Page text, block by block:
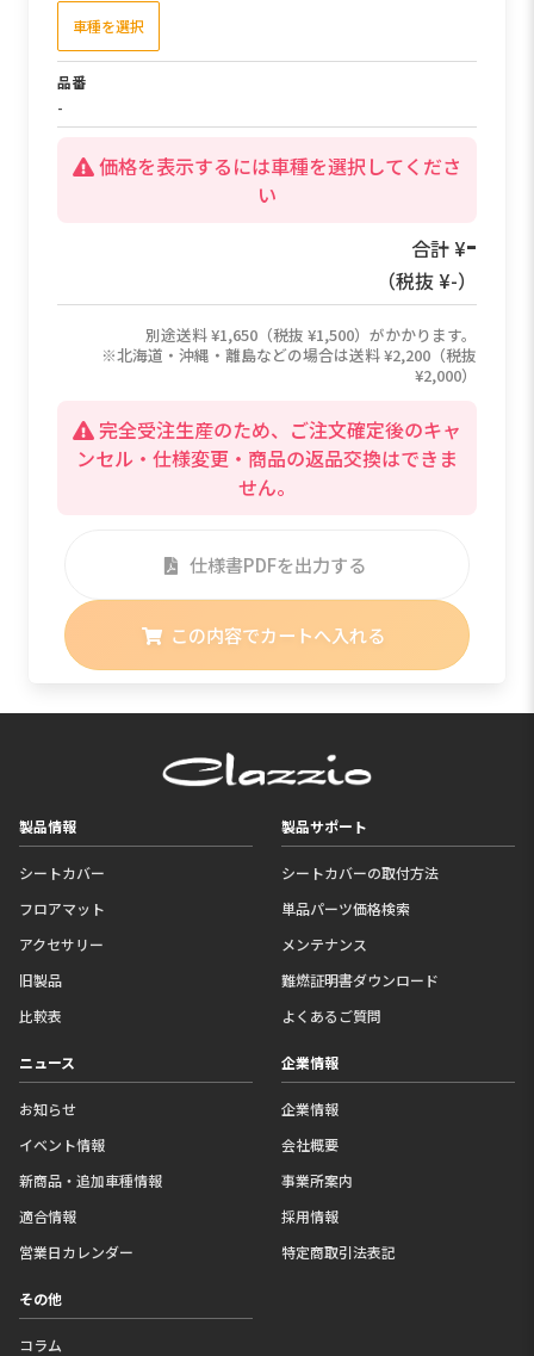
車種を選択
品番
-
価格を表示するには車種を選択してくださ
い
49,500
（税抜 ¥45,000）
別途送料 ¥1,650（税抜 ¥1,500）がかかります。
※北海道・沖縄・離島などの場合は送料 ¥2,200（税抜
¥2,000）
完全受注生産のため、ご注文確定後のキャ
ンセル・仕様変更・商品の返品交換はできま
せん。
仕様書PDFを出力する
この内容でカートへ入れる
製品情報
シートカバー
フロアマット
アクセサリー
旧製品
比較表
製品サポート
シートカバーの取付方法
単品パーツ価格検索
メンテナンス
難燃証明書ダウンロード
よくあるご質問
ニュース
お知らせ
イベント情報
新商品・追加車種情報
適合情報
営業日カレンダー
企業情報
企業情報
会社概要
事業所案内
採用情報
特定商取引法表記
その他
コラム